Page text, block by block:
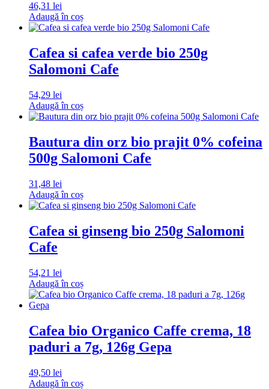
46,31 lei
Adaugă în coș
Cafea si cafea verde bio 250g
Salomoni Cafe
54,29 lei
Adaugă în coș
Bautura din orz bio prajit 0% cofeina
500g Salomoni Cafe
31,48 lei
Adaugă în coș
Cafea si ginseng bio 250g Salomoni
Cafe
54,21 lei
Adaugă în coș
Cafea bio Organico Caffe crema, 18
paduri a 7g, 126g Gepa
49,50 lei
Adaugă în coș